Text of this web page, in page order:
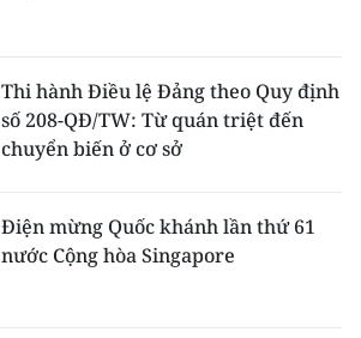
Thi hành Điều lệ Đảng theo Quy định
số 208-QĐ/TW: Từ quán triệt đến
chuyển biến ở cơ sở
Điện mừng Quốc khánh lần thứ 61
nước Cộng hòa Singapore